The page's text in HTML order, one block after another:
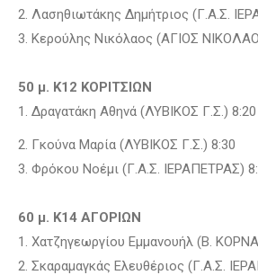
2. Λασηθιωτάκης Δημήτριος (Γ.Α.Σ.
3. Κερούλης Νικόλαος (ΑΓΙΟΣ
50 μ. Κ12 ΚΟΡΙΤΣΙΩΝ
1. Δραγατάκη Αθηνά (ΛΥΒΙΚΟΣ Γ.Σ.) 8:20
2. Γκούνα Μαρία (ΛΥΒΙΚΟΣ Γ.Σ.) 8:30
3. Φρόκου Νοέμι (Γ.Α.Σ. ΙΕΡΑΠΕΤΡΑΣ)
60 μ. Κ14 ΑΓΟΡΙΩΝ
1. Χατζηγεωργίου Εμμανουήλ (Β.
2. Σκαραμαγκάς Ελευθέριος (Γ.Α.Σ.